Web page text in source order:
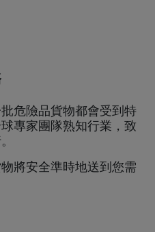
危險品貨物都會受到特
專家團隊熟知行業，致
將安全準時地送到您需